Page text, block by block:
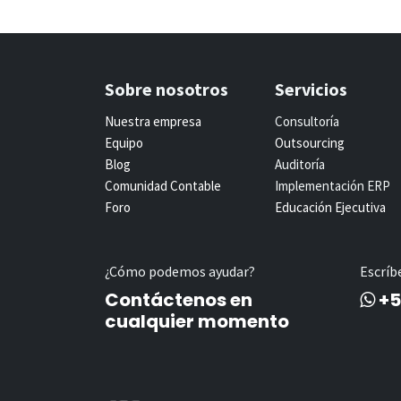
Sobre nosotros
Nuestra empresa
Equipo
Blog
Comunidad Contable
Foro
Servicios
Consultoría
Outsourcing
Auditoría
Implementación ERP
Educación Ejecutiva
¿Cómo podemos ayudar?
Contáctenos en
cualquier momento